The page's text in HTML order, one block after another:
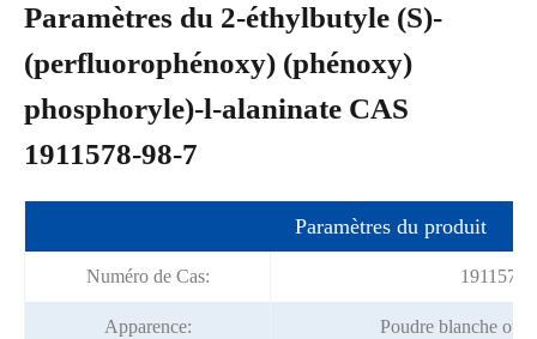
Paramètres du 2-éthylbutyle (S)-
(perfluorophénoxy) (phénoxy)
phosphoryle)-l-alaninate CAS
1911578-98-7
Paramètres du produit
Numéro de Cas: 1911578-
Apparence: Poudre blanche ou